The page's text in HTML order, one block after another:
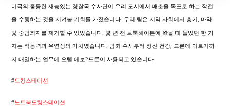
미국의 훌륭한 재능있는 경찰국 수사단이 우리 도시에서 매춘을 목표로 하는 작전
을 수행하는 것을 지켜볼 기회를 가졌습니다. 우리 팀은 지역 사회에서 총기, 마약
및 중범죄자를 제거할 수 있었습니다. 몇 년 전 브룩헤이븐에 왔을 때 들었던 한 가
지는 적응력과 유연성의 가치였습니다. 범죄 수사부터 정신 건강, 드론에 이르기까
지 매일하는 업무에 오텔 에보2드론이 사용되고 있습니다.
#도킹스테이션
#노트북도킹스테이션